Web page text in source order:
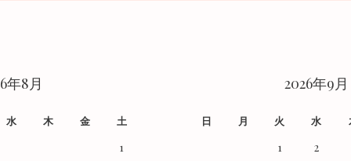
年8月
水 木 金 土
1
2026年9月
日 月 火 水
1 2